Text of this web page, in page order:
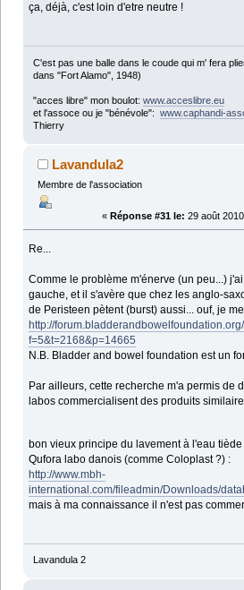
ça, déjà, c'est loin d'etre neutre !
C'est pas une balle dans le coude qui m' fera
dans "Fort Alamo", 1948)
"acces libre" mon boulot: www.acceslibre.eu
et l'assoce ou je "bénévole": www.caphandi-
Thierry
Lavandula2
Membre de l'association
« Réponse #31 le: 29 août
Re...
Comme le problème m'énerve (un peu...)
gauche, et il s'avère que chez les anglo-
de Peristeen pètent (burst) aussi... ouf, je
http://
f=5&t=2168&p=14665
N.B. Bladder and bowel foundation est un
Par ailleurs, cette recherche m'a permis de
labos commercialisent des produits
bon vieux principe du lavement à l'eau tiède
Qufora labo danois (comme Coloplast ?) :
http://www.mbh-
international.com/fileadmin/Downloads/
mais à ma connaissance il n'est pas
Lavandula 2